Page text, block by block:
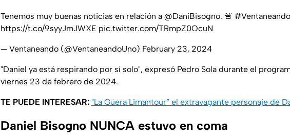
Tenemos muy buenas noticias en relación a @DaniBisogno. 🚨 #Ventaneando
https://t.co/9syyJmJWXE pic.twitter.com/TRmpZ0OcuN
— Ventaneando (@VentaneandoUno) February 23, 2024
"Daniel ya está respirando por sí solo", expresó Pedro Sola durante el
viernes 23 de febrero de 2024.
TE PUEDE INTERESAR: "La Güera Limantour” el extravagante personaje de
Daniel Bisogno NUNCA estuvo en coma